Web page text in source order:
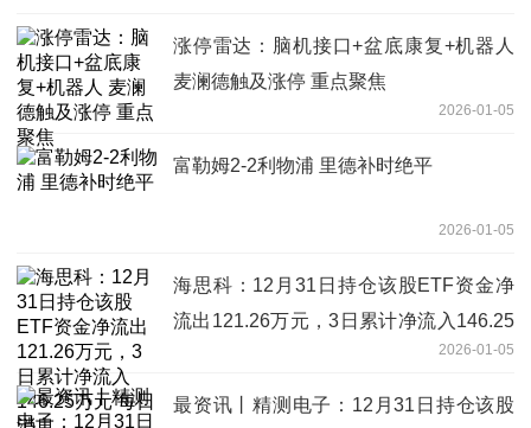
涨停雷达：脑机接口+盆底康复+机器人
麦澜德触及涨停 重点聚焦
2026-01-05
富勒姆2-2利物浦 里德补时绝平
2026-01-05
海思科：12月31日持仓该股ETF资金净
流出121.26万元，3日累计净流入146.25
2026-01-05
最资讯丨精测电子：12月31日持仓该股